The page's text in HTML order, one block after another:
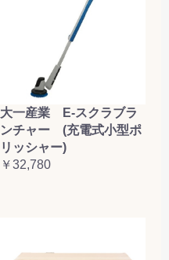
大一産業 E-スクラブラ
ンチャー (充電式小型ポ
リッシャー)
￥32,780